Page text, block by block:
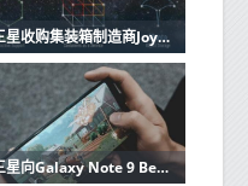
三星收购集装箱制造商Joyent将建立自己的云
三星向Galaxy Note 9 Beta测试仪推出稳定的Android 10更新